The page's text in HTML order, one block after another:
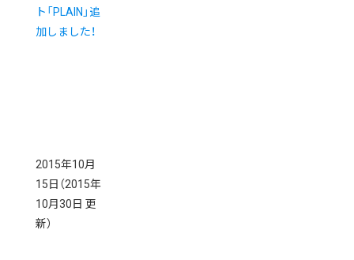
ト「PLAIN」追
加しました！
2015年10月
15日 （2015年
10月30日 更
新）